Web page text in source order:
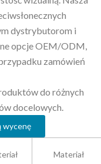
dystrybutorom i
opcje OEM/ODM,
zamówień
do różnych
docelowych.
wycenę
Materiał